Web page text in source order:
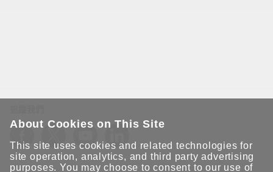
About Cookies on This Site
This site uses cookies and related technologies for
site operation, analytics, and third party advertising
purposes. You may choose to consent to our use of